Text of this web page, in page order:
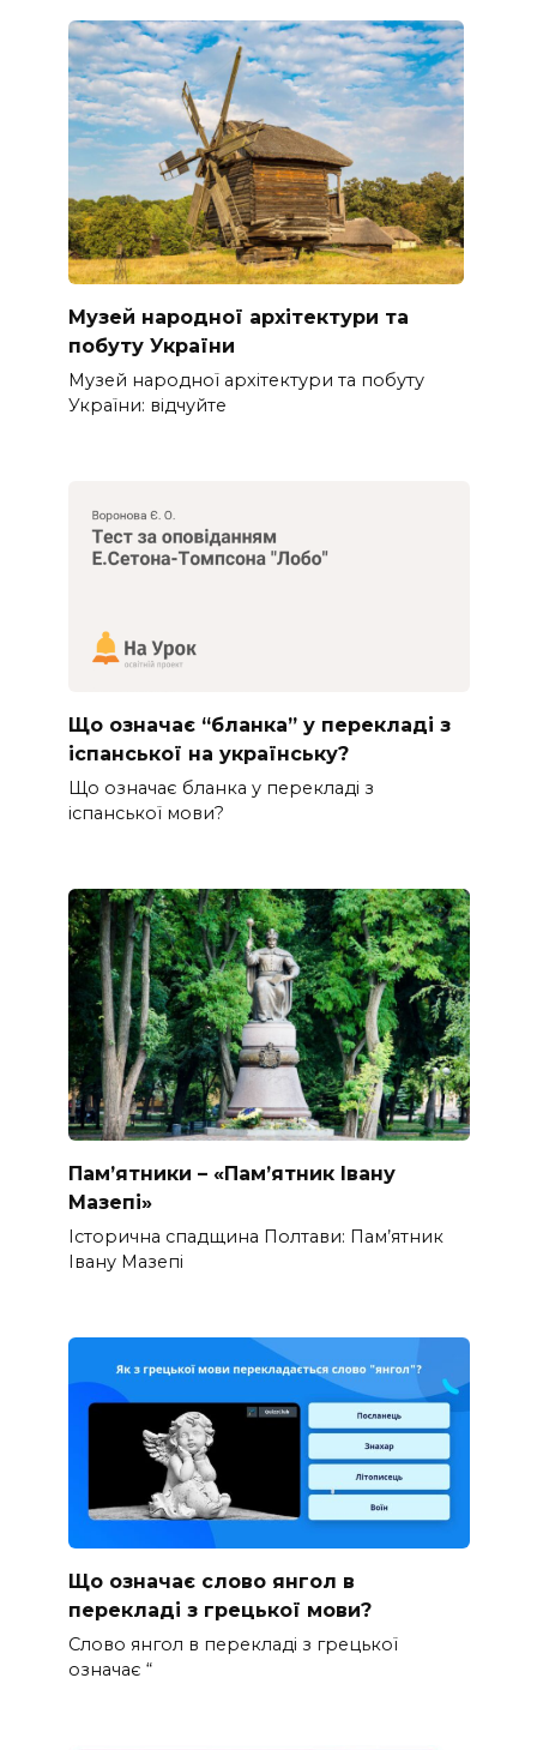
Музей народної архітектури та
побуту України
Музей народної архітектури та побуту
України: відчуйте
Що означає “бланка” у перекладі з
іспанської на українську?
Що означає бланка у перекладі з
іспанської мови?
Пам’ятники – «Пам’ятник Івану
Мазепі»
Історична спадщина Полтави: Пам’ятник
Івану Мазепі
Що означає слово янгол в
перекладі з грецької мови?
Слово янгол в перекладі з грецької
означає “